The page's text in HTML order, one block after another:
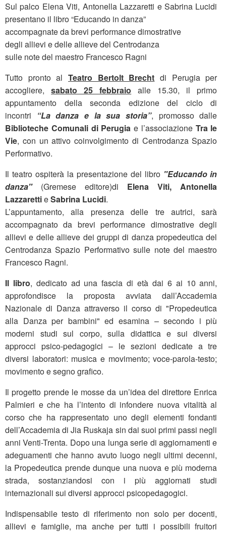
Sul palco Elena Viti, Antonella Lazzaretti e Sabrina Lucidi
presentano il libro “Educando in danza”
accompagnate da brevi performance dimostrative
degli allievi e delle allieve del Centrodanza
sulle note del maestro Francesco Ragni
Tutto pronto alTeatro Bertolt Brecht di Perugia per
accogliere,sabato 25 febbraio alle 15.30, il primo
appuntamento della seconda edizione del ciclo di
incontri
“La danza e la sua storia”, promosso dalle
Biblioteche Comunali di Perugia e l’associazione Tra le
Vie, con un attivo coinvolgimento di Centrodanza Spazio
Performativo.
Il teatro ospiterà la presentazione del libro "Educando in
danza"(Gremese editore)di Elena Viti, Antonella
LazzarettieSabrina Lucidi.
L’appuntamento, alla presenza delle tre autrici, sarà
accompagnato da brevi performance dimostrative degli
allievi e delle allieve dei gruppi di danza propedeutica del
Centrodanza Spazio Performativo sulle note del maestro
Francesco Ragni.
Il libro, dedicato ad una fascia di età dai 6 ai 10 anni,
approfondisce la proposta avviata dall’Accademia
Nazionale di Danza attraverso il corso di "Propedeutica
alla Danza per bambini" ed esamina – secondo i più
moderni studi sul corpo, sulla didattica e sui diversi
approcci psico-pedagogici – le sezioni dedicate a tre
diversi laboratori: musica e movimento; voce-parola-testo;
movimento e segno grafico.
Il progetto prende le mosse da un’idea del direttore Enrica
Palmieri e che ha l’intento di infondere nuova vitalità al
corso che ha rappresentato uno degli elementi fondanti
dell’Accademia di Jia Ruskaja sin dai suoi primi passi negli
anni Venti-Trenta. Dopo una lunga serie di aggiornamenti e
adeguamenti che hanno avuto luogo negli ultimi decenni,
la Propedeutica prende dunque una nuova e più moderna
strada, sostanziandosi con i più aggiornati studi
internazionali sui diversi approcci psicopedagogici.
Indispensabile testo di riferimento non solo per docenti,
allievi e famiglie, ma anche per tutti i possibili fruitori